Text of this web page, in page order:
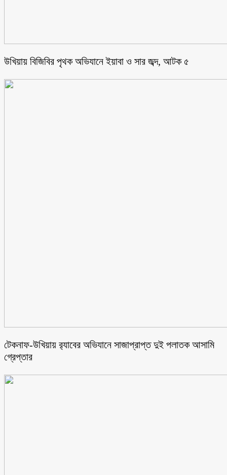
উখিয়ায় বিজিবির পৃথক অভিযানে ইয়াবা ও সার জব্দ, আটক ৫
টেকনাফ-উখিয়ায় র‌্যাবের অভিযানে সাজাপ্রাপ্ত দুই পলাতক আসামি
গ্রেপ্তার